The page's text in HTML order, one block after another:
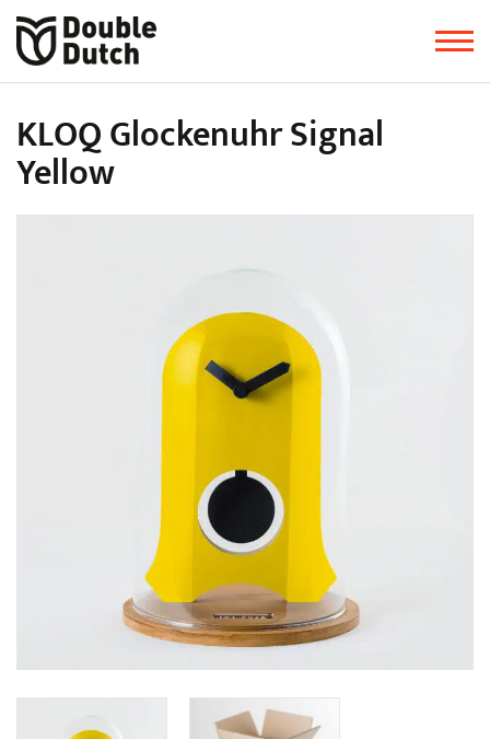
KLOQ Glockenuhr Signal
Yellow